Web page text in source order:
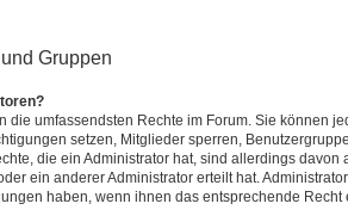
Gruppen
die umfassendsten Rechte im Forum. Sie können
setzen, Mitglieder sperren,
die ein Administrator hat, sind allerdings
ein anderer Administrator erteilt hat.
haben, wenn ihnen das entsprechende Recht